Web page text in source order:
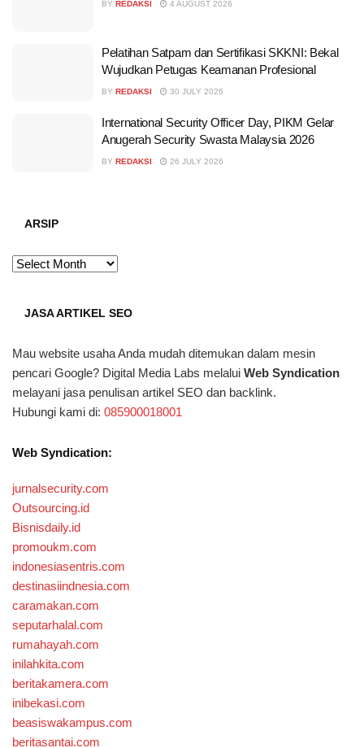
BY REDAKSI 4 AUGUST 2026
Pelatihan Satpam dan Sertifikasi SKKNI: Bekal
Wujudkan Petugas Keamanan Profesional
BY REDAKSI 30 JULY 2026
International Security Officer Day, PIKM Gelar
Anugerah Security Swasta Malaysia 2026
BY REDAKSI 26 JULY 2026
ARSIP
ARSIP
JASA ARTIKEL SEO
Mau website usaha Anda mudah ditemukan dalam mesin
pencari Google? Digital Media Labs melalui Web Syndication
melayani jasa penulisan artikel SEO dan backlink.
Hubungi kami di: 085900018001
Web Syndication:
jurnalsecurity.com
Outsourcing.id
Bisnisdaily.id
promoukm.com
indonesiasentris.com
destinasiindnesia.com
caramakan.com
seputarhalal.com
rumahayah.com
inilahkita.com
beritakamera.com
inibekasi.com
beasiswakampus.com
beritasantai.com